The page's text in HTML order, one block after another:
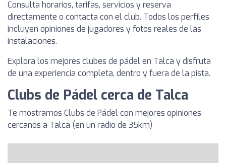
Consulta horarios, tarifas, servicios y reserva
directamente o contacta con el club. Todos los perfiles
incluyen opiniones de jugadores y fotos reales de las
instalaciones.
Explora los mejores clubes de pádel en Talca y disfruta
de una experiencia completa, dentro y fuera de la pista.
Clubs de Pádel cerca de Talca
Te mostramos Clubs de Pádel con mejores opiniones
cercanos a Talca (en un radio de 35km)